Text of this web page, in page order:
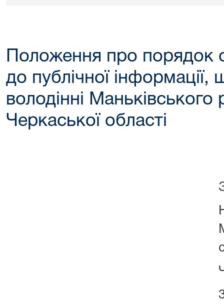
Положення про порядок
до публічної
володінні Маньківського
Черкаської області